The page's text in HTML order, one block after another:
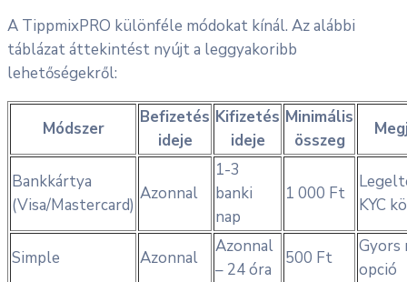
A TippmixPRO különféle módokat kínál. Az alábbi
táblázat áttekintést nyújt a leggyakoribb
lehetőségekről:
Módszer
Befizetés
ideje
Kifizetés
ideje
Minimális
összeg
Bankkártya
(Visa/Mastercard)
Azonnal
1-3
banki
nap
1 000 Ft
KYC
Simple Azonnal
Azonnal
– 24 óra
500 Ft
Gyors
opció